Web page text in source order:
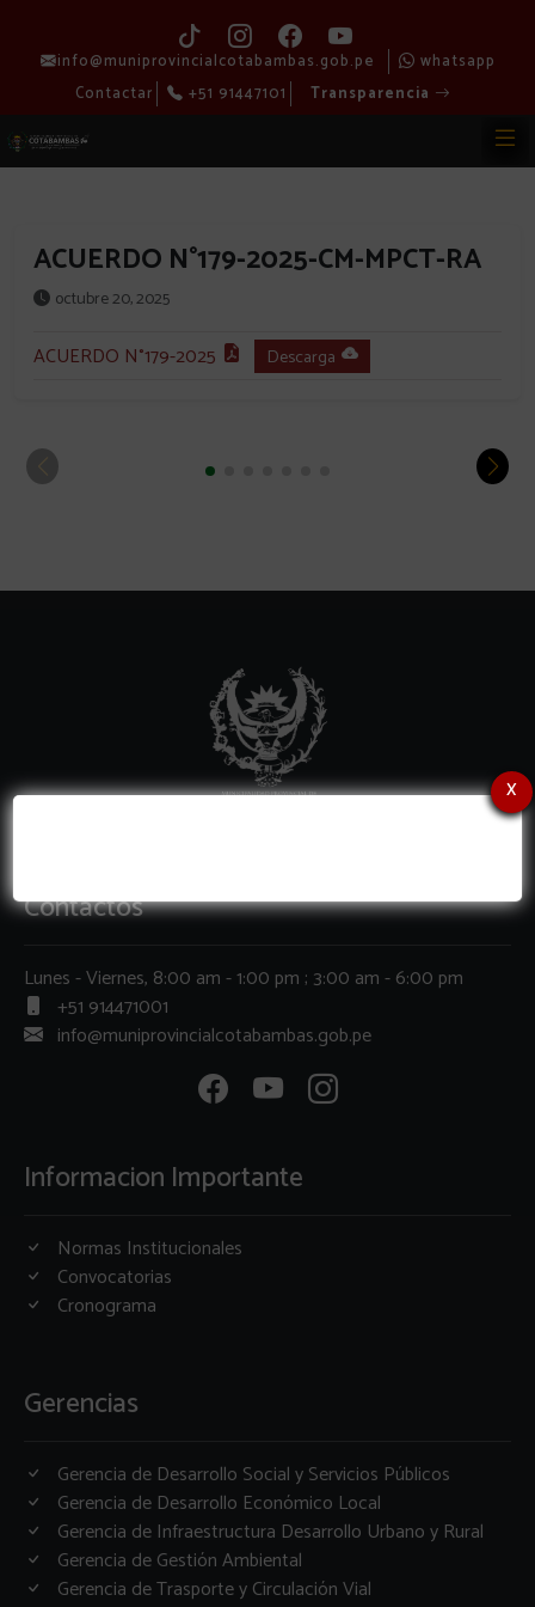
info@muniprovincialcotabambas.gob.pe
whatsapp
Contactar
+51 91447101 Transparencia
ACUERDO N°179-2025-CM-MPCT-RA
octubre 20, 2025
ACUERDO N°179-2025 Descarga
x
Contactos
Lunes - Viernes, 8:00 am - 1:00 pm ; 3:00 am - 6:00 pm
+51 914471001
info@muniprovincialcotabambas.gob.pe
Informacion Importante
Normas Institucionales
Convocatorias
Cronograma
Gerencias
Gerencia de Desarrollo Social y Servicios Públicos
Gerencia de Desarrollo Económico Local
Gerencia de Infraestructura Desarrollo Urbano y Rural
Gerencia de Gestión Ambiental
Gerencia de Trasporte y Circulación Vial